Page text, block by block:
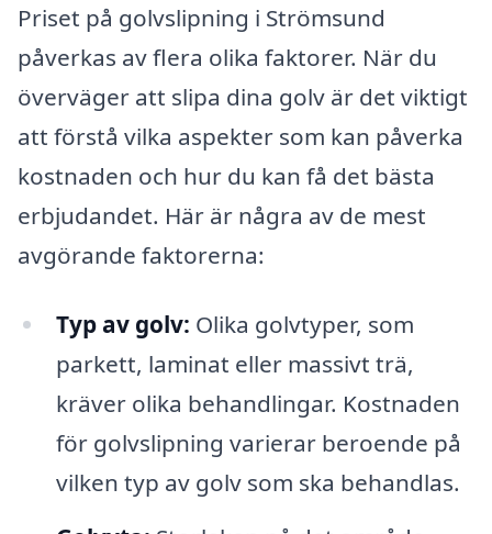
Priset på golvslipning i Strömsund
påverkas av flera olika faktorer. När du
överväger att slipa dina golv är det viktigt
att förstå vilka aspekter som kan påverka
kostnaden och hur du kan få det bästa
erbjudandet. Här är några av de mest
avgörande faktorerna:
Typ av golv: Olika golvtyper, som
parkett, laminat eller massivt trä,
kräver olika behandlingar. Kostnaden
för golvslipning varierar beroende på
vilken typ av golv som ska behandlas.